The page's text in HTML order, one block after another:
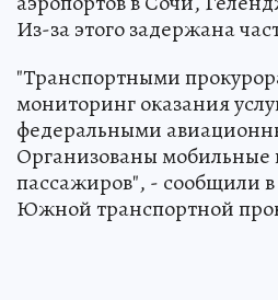
Из-за этого задержана
"Транспортными
мониторинг оказания
федеральными
Организованы
пассажиров", - сообщили
Южной транспортной